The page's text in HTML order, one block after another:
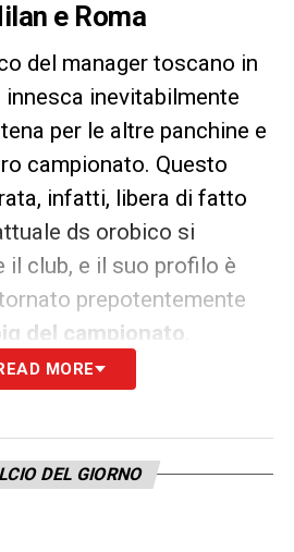
e Roma
del manager toscano in
inevitabilmente
per le altre panchine e
campionato. Questo
infatti, libera di fatto
ds orobico si
il club, e il suo profilo è
prepotentemente
del campionato
insistenza dal
abilità nello scovare
resta un
MORE
DEL GIORNO